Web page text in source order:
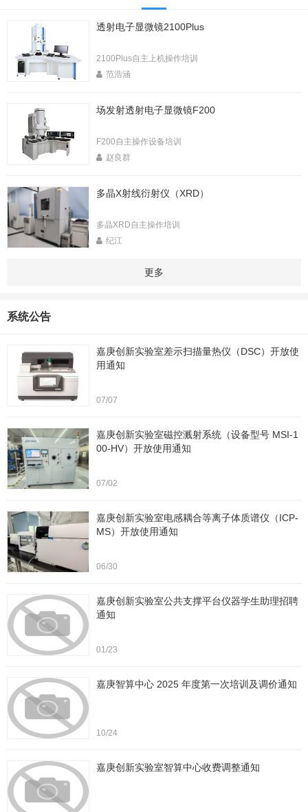
透射电子显微镜2100Plus
2100Plus自主上机操作培训
范浩涵
场发射透射电子显微镜F200
F200自主操作设备培训
赵良群
多晶X射线衍射仪（XRD）
多晶XRD自主操作培训
纪江
更多
系统公告
嘉庚创新实验室差示扫描量热仪（DSC）开放使
用通知
07/07
嘉庚创新实验室磁控溅射系统（设备型号 MSI-1
00-HV）开放使用通知
07/02
嘉庚创新实验室电感耦合等离子体质谱仪（ICP-
MS）开放使用通知
06/30
嘉庚创新实验室公共支撑平台仪器学生助理招聘
通知
01/23
嘉庚智算中心 2025 年度第一次培训及调价通知
10/24
嘉庚创新实验室智算中心收费调整通知